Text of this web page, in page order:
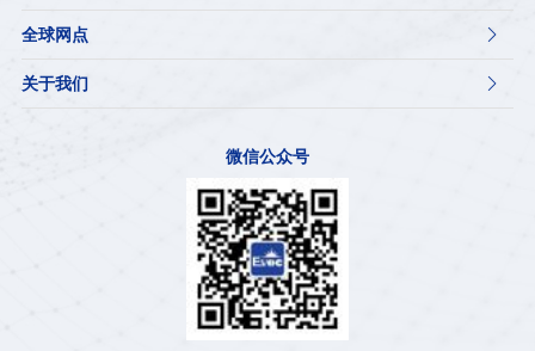
全球网点 
关于我们 
微信公众号